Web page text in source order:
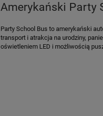
Amerykański Party
Party School Bus to amerykański
transport i atrakcja na urodziny,
oświetleniem LED i możliwością